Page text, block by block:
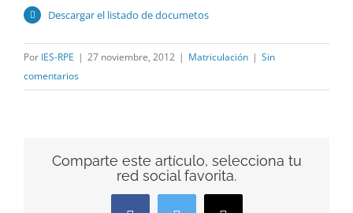
Descargar el listado de documetos
Por IES-RPE | 27 noviembre, 2012 | Matriculación | Sin
comentarios
Comparte este artículo, selecciona tu
red social favorita.